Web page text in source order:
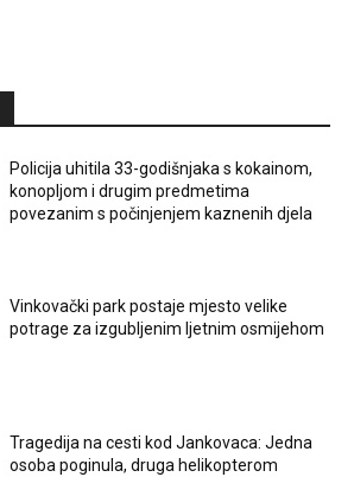
Policija uhitila 33-godišnjaka s kokainom,
konopljom i drugim predmetima
povezanim s počinjenjem kaznenih djela
Vinkovački park postaje mjesto velike
potrage za izgubljenim ljetnim osmijehom
Tragedija na cesti kod Jankovaca: Jedna
osoba poginula, druga helikopterom